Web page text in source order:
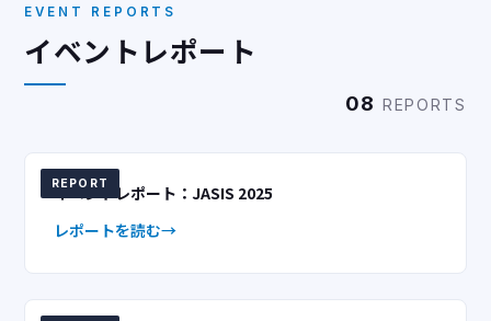
EVENT REPORTS
イベントレポート
08 REPORTS
REPORT
イベントレポート：JASIS 2025
レポートを読む